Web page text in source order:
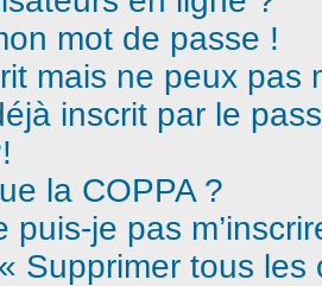
mot de passe !
mais ne peux pas
inscrit par le
la COPPA ?
puis-je pas
Supprimer tous les